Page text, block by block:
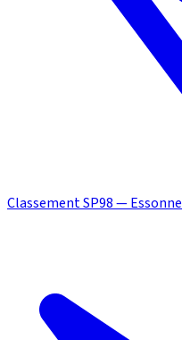
Classement SP98 — Essonne